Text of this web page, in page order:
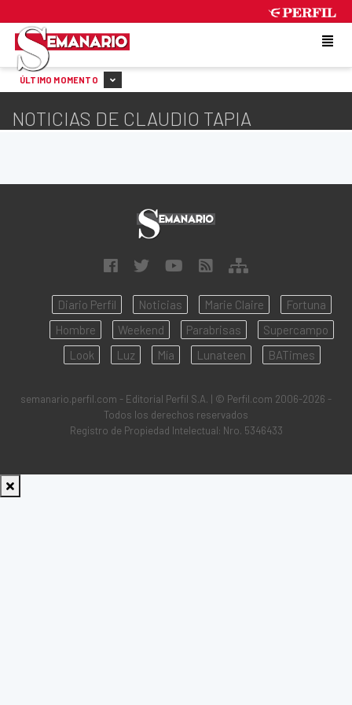
ÚLTIMO MOMENTO
NOTICIAS DE CLAUDIO TAPIA
Diario Perfil Noticias Marie Claire
Fortuna
Hombre
Weekend Parabrisas
Supercampo
Look
Luz Mía Lunateen BATimes
semanario.perfil.com - Editorial Perfil S.A. | © Perfil.com 2006-2026 -
Todos los derechos reservados
Registro de Propiedad Intelectual: Nro. 5346433